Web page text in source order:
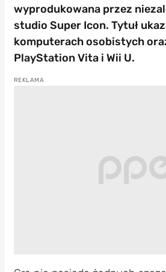
wyprodukowana przez
studio Super Icon. Tytuł
komputerach osobistych
PlayStation Vita i Wii U.